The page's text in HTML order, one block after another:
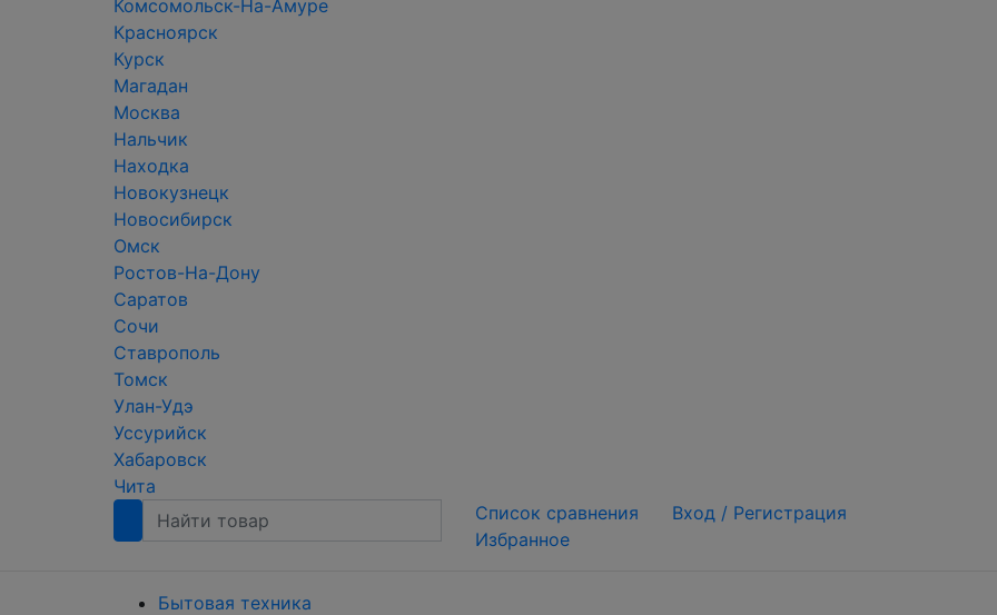
Комсомольск-На-Амуре
Красноярск
Курск
Магадан
Москва
Нальчик
Находка
Новокузнецк
Новосибирск
Омск
Ростов-На-Дону
Саратов
Сочи
Ставрополь
Томск
Улан-Удэ
Уссурийск
Хабаровск
Чита
Список сравнения
Избранное
Вход / Регистрация
Бытовая техника